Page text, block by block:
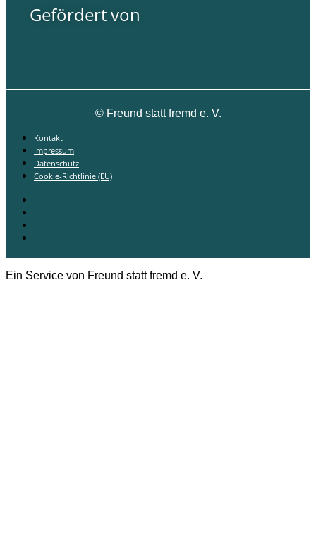
Gefördert von
©Freund statt fremd e. V.
Kontakt
Impressum
Datenschutz
Cookie-Richtlinie (EU)
Ein Service von Freund statt fremd e. V.